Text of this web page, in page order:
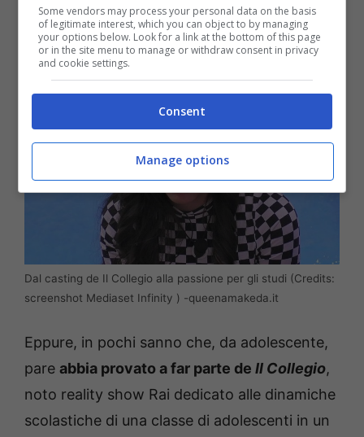
apprezzare.
Dal casting de Il Collegio alla passione per gli studi (Credits:
screenshot Mediaset Infinity ) -queenamakeda.it
Eppure, in pochi sanno che, da adolescente,
pare abbia provato a far parte de Il Collegio,
noto reality show Rai dedicato alle dinamiche
scolastiche di una classe di adolescenti in un
Some vendors may process your personal data on the basis
of legitimate interest, which you can object to by managing
your options below. Look for a link at the bottom of this page
or in the site menu to manage or withdraw consent in privacy
and cookie settings.
Consent
Manage options